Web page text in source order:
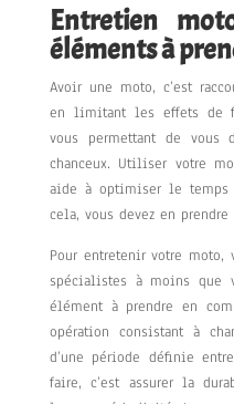
Entretien
éléments à
Avoir une moto, c’est
en limitant les effets de
vous permettant de vous
chanceux. Utiliser votre
aide à optimiser le temps
cela, vous devez en
Pour entretenir votre moto,
spécialistes à moins que
élément à prendre en
opération consistant à
d’une période définie
faire, c’est assurer la